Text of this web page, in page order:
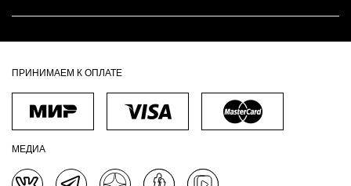
ПРИНИМАЕМ К ОПЛАТЕ
МЕДИА